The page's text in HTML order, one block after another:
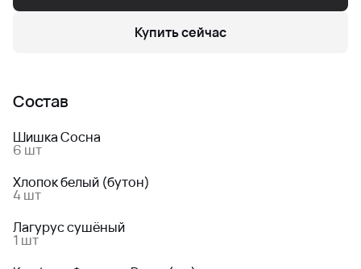
Купить сейчас
Состав
Шишка Сосна
6 шт
Хлопок белый (бутон)
4 шт
Лагурус сушёный
1 шт